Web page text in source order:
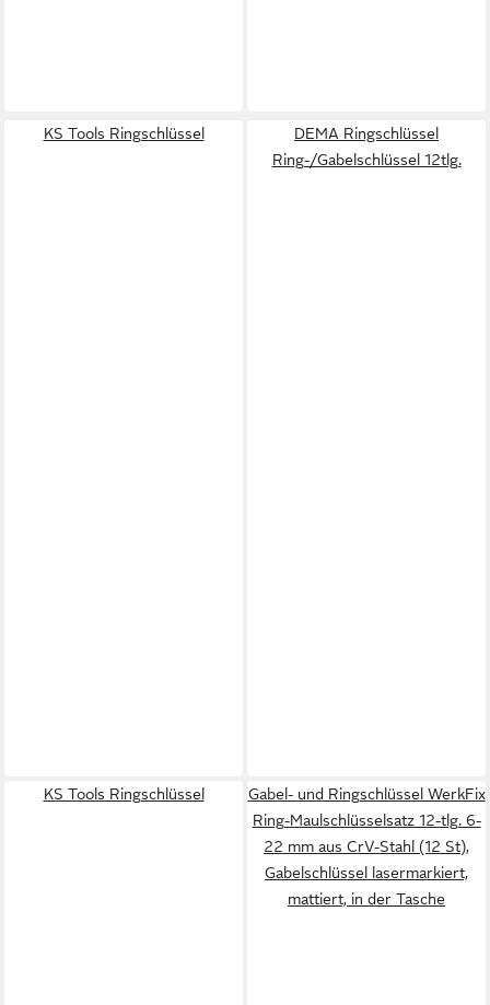
KS Tools Ringschlüssel
DEMA Ringschlüssel
Ring-/Gabelschlüssel 12tlg.
KS Tools Ringschlüssel
Gabel- und Ringschlüssel WerkFix
Ring-Maulschlüsselsatz 12-tlg. 6-
22 mm aus CrV-Stahl (12 St),
Gabelschlüssel lasermarkiert,
mattiert, in der Tasche